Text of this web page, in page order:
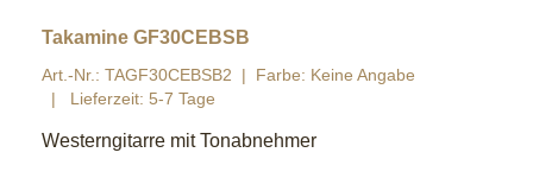
Takamine GF30CEBSB
Art.-Nr.: TAGF30CEBSB2
Farbe: Keine Angabe
Lieferzeit: 5-7 Tage
Westerngitarre mit Tonabnehmer